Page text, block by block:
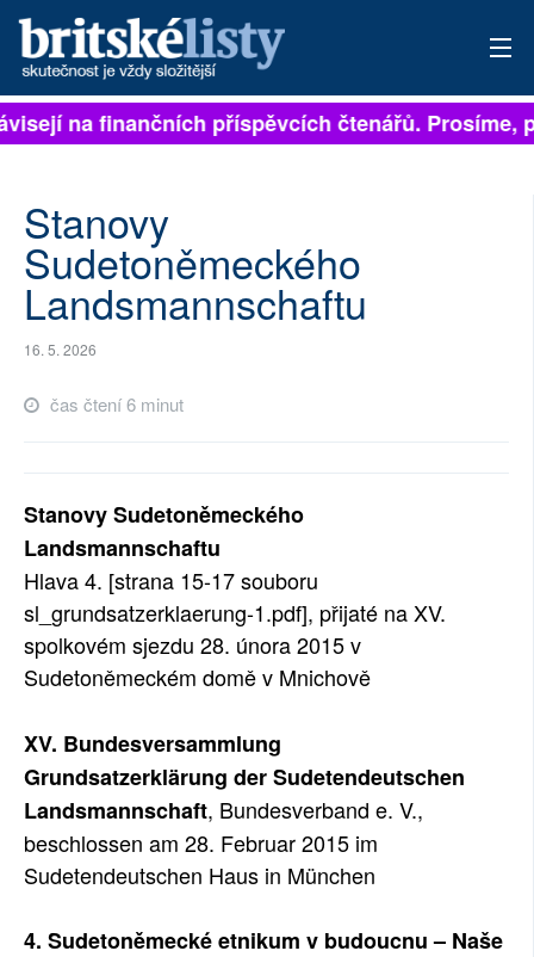
PŘIHLÁSIT
ARCHIV
ROZHOVORY
TÉMATA
NEJČTENĚJŠÍ ZA 7 DNÍ
PŘÍSPĚVKY NA PROVOZ
RUBRIKY
PLNÁ VERZE STRÁNEK
na finančních příspěvcích čtenářů. Prosíme,
Stanovy
Sudetoněmeckého
Landsmannschaftu
16. 5. 2026
čas čtení 6 minut
Stanovy Sudetoněmeckého
Landsmannschaftu
Hlava 4. [strana 15-17 souboru
sl_grundsatzerklaerung-1.pdf], přijaté na XV.
spolkovém sjezdu 28. února 2015 v
Sudetoněmeckém domě v Mnichově
XV. Bundesversammlung
Grundsatzerklärung der Sudetendeutschen
Landsmannschaft, Bundesverband e. V.,
beschlossen am 28. Februar 2015 im
Sudetendeutschen Haus in München
4. Sudetoněmecké etnikum v budoucnu – Naše